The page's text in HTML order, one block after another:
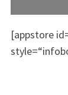
[appstore